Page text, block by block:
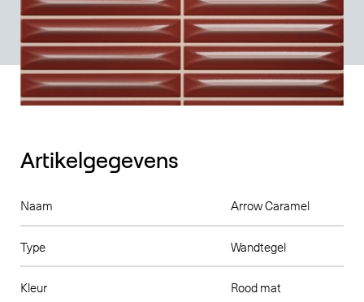
Artikelgegevens
Naam Arrow Caramel
Type Wandtegel
Kleur Rood mat